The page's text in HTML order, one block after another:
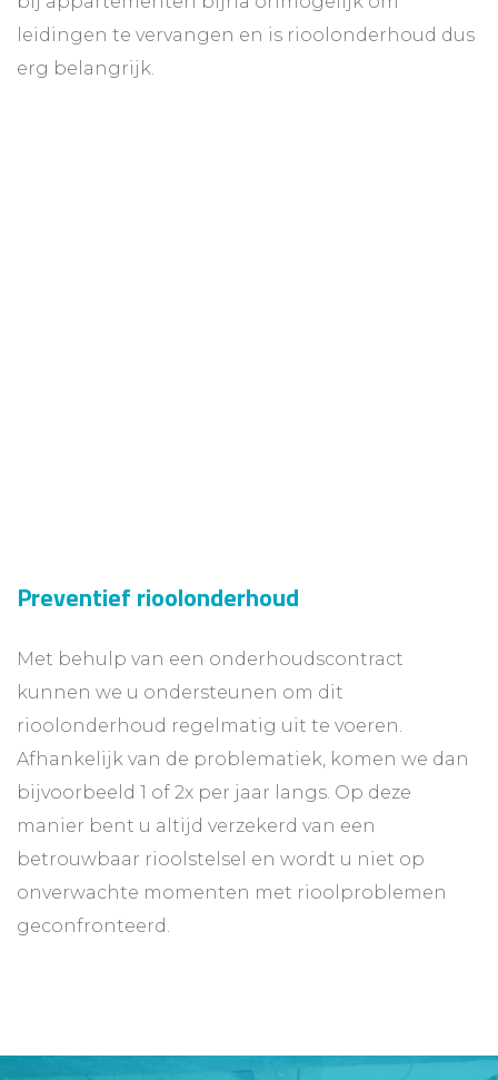
leidingen te vervangen en is rioolonderhoud dus
erg belangrijk.
Preventief rioolonderhoud
Met behulp van een onderhoudscontract
kunnen we u ondersteunen om dit
rioolonderhoud regelmatig uit te voeren.
Afhankelijk van de problematiek, komen we dan
bijvoorbeeld 1 of 2x per jaar langs. Op deze
manier bent u altijd verzekerd van een
betrouwbaar rioolstelsel en wordt u niet op
onverwachte momenten met rioolproblemen
geconfronteerd.